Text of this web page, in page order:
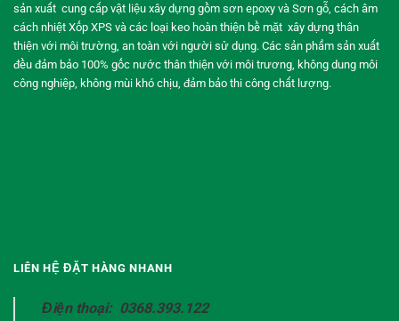
sản xuất cung cấp vật liệu xây dựng gồm sơn epoxy và Sơn gỗ, cách âm
cách nhiệt Xốp XPS và các loại keo hoàn thiện bề mặt xây dựng thân
thiện với môi trường, an toàn với người sử dụng. Các sản phẩm sản xuất
đều đảm bảo 100% gốc nước thân thiện với môi trương, không dung môi
công nghiệp, không mùi khó chịu, đảm bảo thi công chất lượng.
LIÊN HỆ ĐẶT HÀNG NHANH
Điện thoại: 0368.393.122